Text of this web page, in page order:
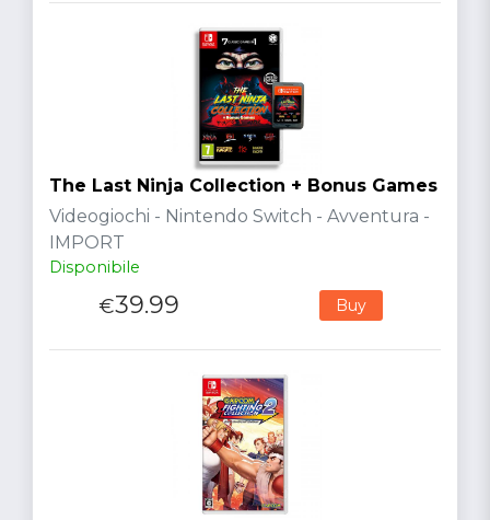
The Last Ninja Collection + Bonus Games
Videogiochi - Nintendo Switch - Avventura -
IMPORT
Disponibile
€39.99 Buy